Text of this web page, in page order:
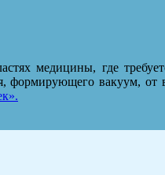
медицины, где
формирующего вакуум,